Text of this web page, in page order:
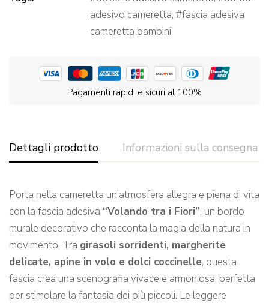
adesivo cameretta,
fascia adesiva
cameretta bambini
Pagamenti rapidi e sicuri al 100%
Dettagli prodotto Informazioni sulla consegna
Porta nella cameretta un’atmosfera allegra e piena di vita
con la fascia adesiva “Volando tra i Fiori”, un bordo
murale decorativo che racconta la magia della natura in
movimento. Tra girasoli sorridenti, margherite
delicate, apine in volo e dolci coccinelle, questa
fascia crea una scenografia vivace e armoniosa, perfetta
per stimolare la fantasia dei più piccoli. Le leggere